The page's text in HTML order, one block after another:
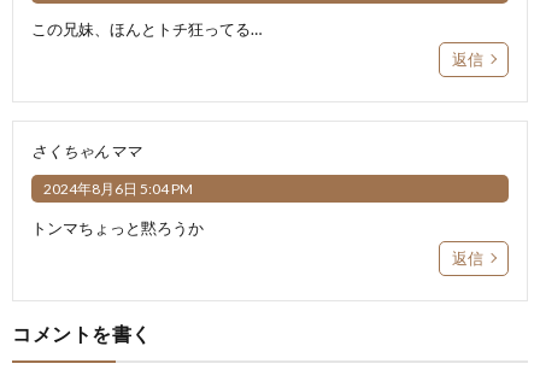
この兄妹、ほんとトチ狂ってる…
返信
さくちゃんママ
2024年8月6日 5:04 PM
トンマちょっと黙ろうか
返信
コメントを書く